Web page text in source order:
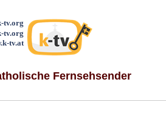
tv.org
tv.org
tv.at
Fernsehsender